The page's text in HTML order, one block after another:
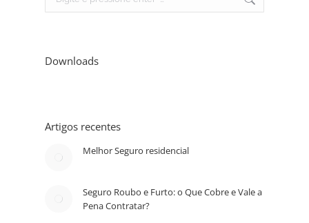
Downloads
Artigos recentes
Melhor Seguro residencial
Seguro Roubo e Furto: o Que Cobre e Vale a
Pena Contratar?